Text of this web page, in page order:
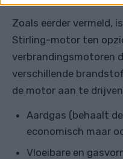
Zoals eerder vermeld,
Stirling-motor ten
verbrandingsmotoren
verschillende
de motor aan te
Aardgas (behaalt
economisch maar
Vloeibare en